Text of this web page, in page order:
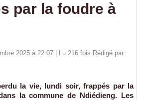
par la foudre à
2025 à 22:07 | Lu 216 fois Rédigé par
la vie, lundi soir, frappés par la
la commune de Ndiédieng. Les